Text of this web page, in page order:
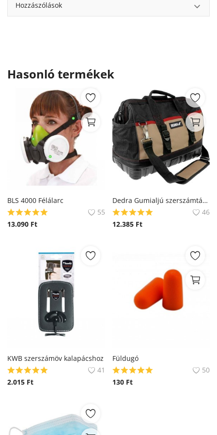
Hozzászólások
Hasonló termékek
BLS 4000 Félálarc
55
13.090 Ft
Dedra Gumialjú szerszámtáska (N0041)
46
12.385 Ft
KWB szerszámöv kalapácshoz
41
2.015 Ft
Füldugó
50
130 Ft